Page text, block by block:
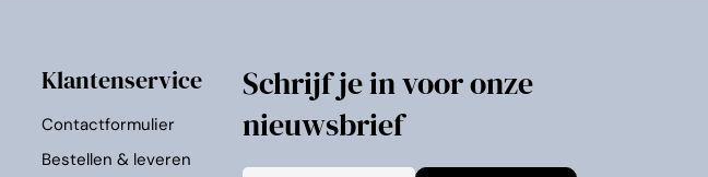
Klantenservice
Contactformulier
Bestellen & leveren
Schrijf je in voor onze
nieuwsbrief